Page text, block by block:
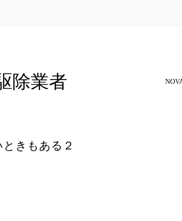
除業者
きもある２